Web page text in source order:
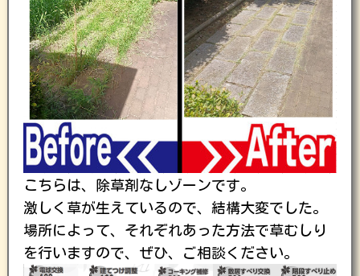
こちらは、除草剤なしゾーンです。
激しく草が生えているので、結構大変でした。
場所によって、それぞれあった方法で草むしり
を行いますので、ぜひ、ご相談ください。